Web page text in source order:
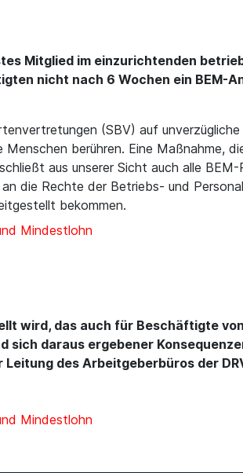
Mitglied im einzurichtenden
nicht nach 6 Wochen ein BEM-
(SBV) auf
berühren. Eine Maßnahme,
aus unserer Sicht auch alle
die Rechte der Betriebs- und
bekommen.
Mindestlohn
wird, das auch für Beschäftigte
sich daraus ergebener
des Arbeitgeberbüros der
Mindestlohn